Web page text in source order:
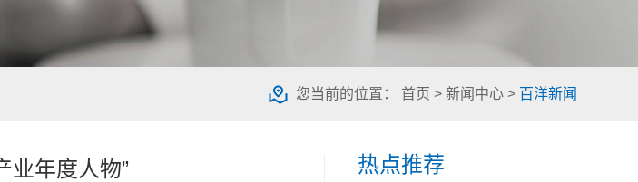
您当前的位置： 首页 > 新闻中心> 百洋新闻
业年度人物” 热点推荐